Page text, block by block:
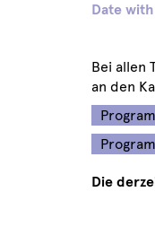
Date
Bei allen
an den
Die